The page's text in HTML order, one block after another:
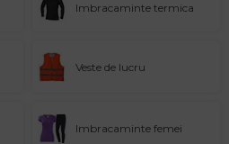
Imbracaminte termica
Veste de lucru
Imbracaminte femei